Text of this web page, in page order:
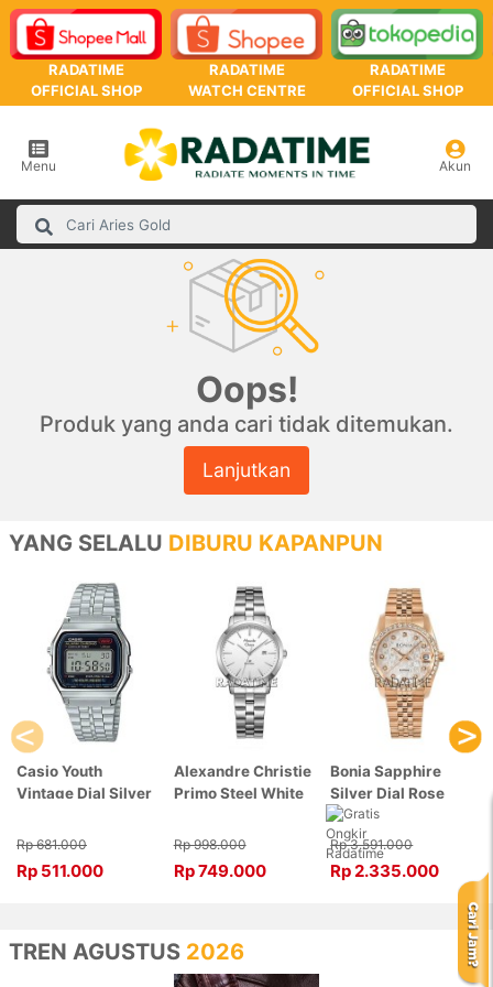
RADATIME
OFFICIAL SHOP
RADATIME
WATCH CENTRE
RADATIME
OFFICIAL SHOP
Menu Akun
Oops!
Produk yang anda cari tidak ditemukan.
Lanjutkan
YANG SELALU DIBURU KAPANPUN
Casio Youth
Vintage Dial Silver
Case Silver
Rp 681.000
Rp 511.000
Alexandre Christie
Primo Steel White
Stainless Steel,
1007LDBSSSL
Rp 998.000
Rp 749.000
Bonia Sapphire
Silver Dial Rose
Gold Stainless
Steel, Case Rose
Gold BNB10550-
3516S
Rp 3.591.000
Rp 2.335.000
TREN AGUSTUS 2026